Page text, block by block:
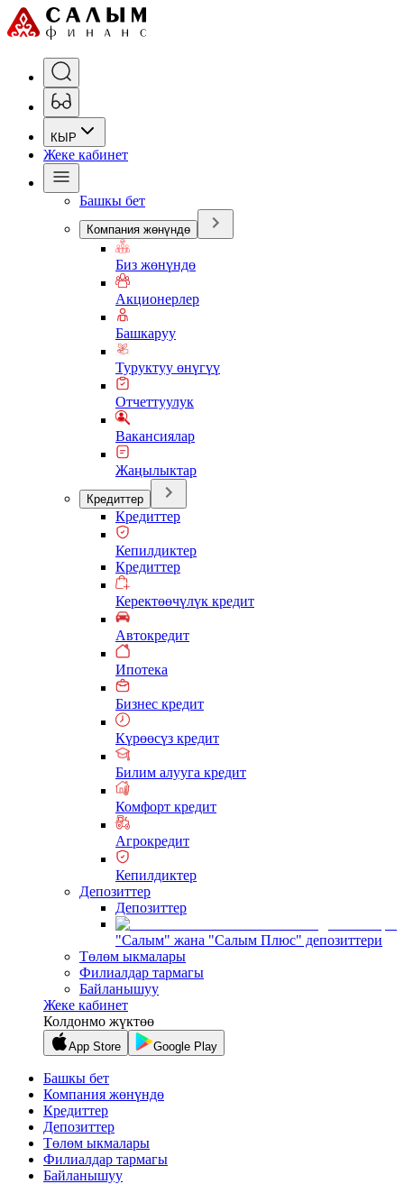
КЫР
Жеке кабинет
Башкы бет
Компания жөнүндө
Биз жөнүндө
Акционерлер
Башкаруу
Туруктуу өнүгүү
Отчеттуулук
Вакансиялар
Жаңылыктар
Кредиттер
Кредиттер
Кепилдиктер
Кредиттер
Керектөөчүлүк кредит
Автокредит
Ипотека
Бизнес кредит
Күрөөсүз кредит
Билим алууга кредит
Комфорт кредит
Агрокредит
Кепилдиктер
Депозиттер
Депозиттер
"Салым" жана "Салым Плюс" депозиттери
Төлөм ыкмалары
Филиалдар тармагы
Байланышуу
Жеке кабинет
Колдонмо жүктөө
App Store Google Play
Башкы бет
Компания жөнүндө
Кредиттер
Депозиттер
Төлөм ыкмалары
Филиалдар тармагы
Байланышуу